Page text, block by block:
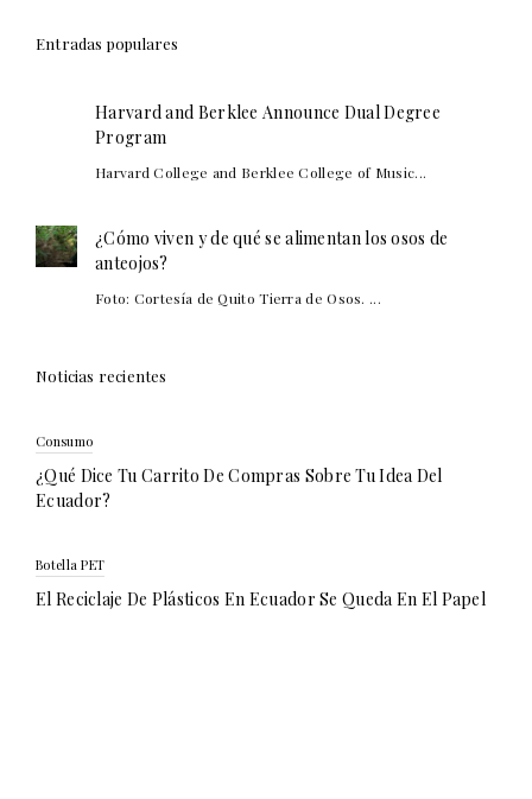
Entradas populares
Harvard and Berklee Announce Dual Degree
Program
Harvard College and Berklee College of Music...
¿Cómo viven y de qué se alimentan los osos de
anteojos?
Foto: Cortesía de Quito Tierra de Osos. ...
Noticias recientes
Consumo
¿Qué Dice Tu Carrito De Compras Sobre Tu Idea Del
Ecuador?
Botella PET
El Reciclaje De Plásticos En Ecuador Se Queda En El Papel